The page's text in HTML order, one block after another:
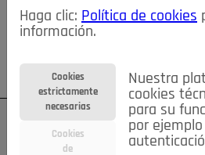
TABLÓN DE ANUNCIOS MIS
NOSOTROS
Su cuenta Regístrese
Haga clic: Política de cookies
información.
Cookies
estrictamente
necesarias
Cookies
de
Nuestra
cookies
para su
por